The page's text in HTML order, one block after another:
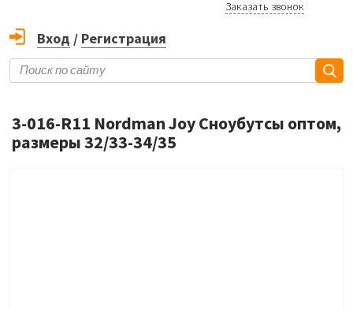
Заказать звонок
Вход / Регистрация
3-016-R11 Nordman Joy Сноубутсы оптом,
размеры 32/33-34/35